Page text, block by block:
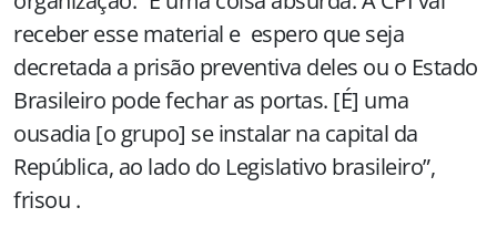
receber esse material e espero que seja
decretada a prisão preventiva deles ou o Estado
Brasileiro pode fechar as portas. [É] uma
ousadia [o grupo] se instalar na capital da
República, ao lado do Legislativo brasileiro”,
frisou .